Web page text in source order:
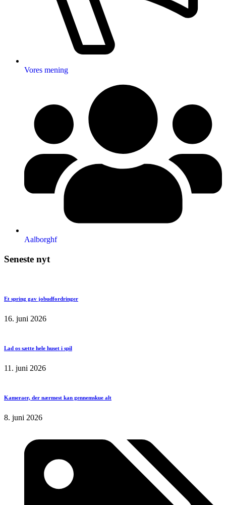
Vores mening
Aalborghf
Seneste nyt
Et spring gav jobudfordringer
16. juni 2026
Lad os sætte hele huset i spil
11. juni 2026
Kameraer, der nærmest kan gennemskue alt
8. juni 2026